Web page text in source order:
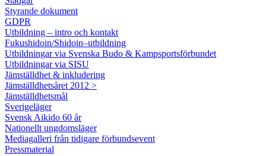
Styrande dokument
GDPR
Utbildning – intro och kontakt
Fukushidoin/Shidoin–utbildning
Utbildningar via Svenska Budo & Kampsportsförbundet
Utbildningar via SISU
Jämställdhet & inkludering
Jämställdhetsåret 2012 >
Jämställdhetsmål
Sverigeläger
Svensk Aikido 60 år
Nationellt ungdomsläger
Mediagalleri från tidigare förbundsevent
Pressmaterial